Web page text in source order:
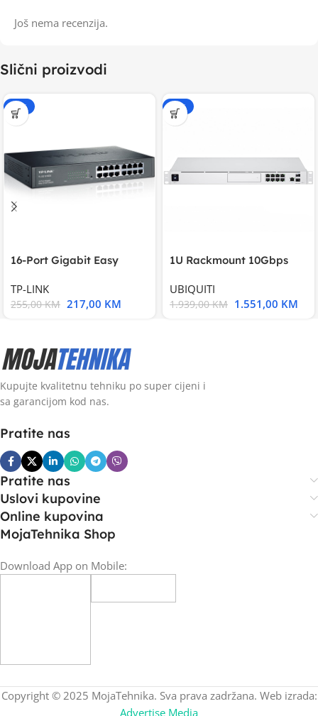
Još nema recenzija.
Slični proizvodi
-15%
16-Port Gigabit Easy
TP-LINK
255,00KM 217,00 KM
-20%
1U Rackmount 10Gbps
UBIQUITI
1.939,00KM 1.551,00 KM
Kupujte kvalitetnu tehniku po super cijeni i
sa garancijom kod nas.
Pratite nas
Pratite nas
Uslovi kupovine
Online kupovina
MojaTehnika Shop
Download App on Mobile:
Copyright © 2025 MojaTehnika. Sva prava zadržana. Web izrada:
Advertise Media